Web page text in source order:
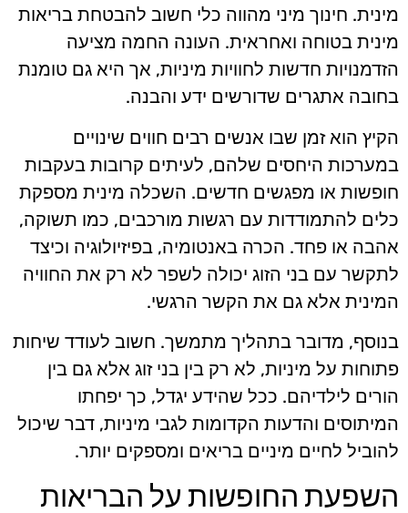
מינית. חינוך מיני מהווה כלי חשוב להבטחת בריאות
מינית בטוחה ואחראית. העונה החמה מציעה
הזדמנויות חדשות לחוויות מיניות, אך היא גם טומנת
בחובה אתגרים שדורשים ידע והבנה.
הקיץ הוא זמן שבו אנשים רבים חווים שינויים
במערכות היחסים שלהם, לעיתים קרובות בעקבות
חופשות או מפגשים חדשים. השכלה מינית מספקת
כלים להתמודדות עם רגשות מורכבים, כמו תשוקה,
אהבה או פחד. הכרה באנטומיה, בפיזיולוגיה וכיצד
לתקשר עם בני הזוג יכולה לשפר לא רק את החוויה
המינית אלא גם את הקשר הרגשי.
בנוסף, מדובר בתהליך מתמשך. חשוב לעודד שיחות
פתוחות על מיניות, לא רק בין בני זוג אלא גם בין
הורים לילדיהם. ככל שהידע יגדל, כך יפחתו
המיתוסים והדעות הקדומות לגבי מיניות, דבר שיכול
להוביל לחיים מיניים בריאים ומספקים יותר.
השפעת החופשות על הבריאות